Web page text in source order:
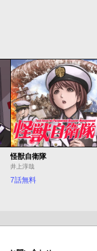
怪獣自衛隊
井上淳哉
7話無料